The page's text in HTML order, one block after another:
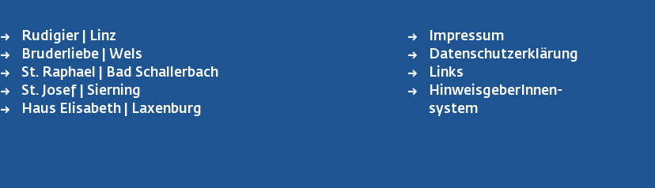
FUSSBEREICH L
INKS
Rudigier | Linz
Bruderliebe | Wels
St. Raphael | Bad Schallerbach
St. Josef | Sierning
Haus Elisabeth | Laxenburg
FOOTER
MENU
Impressum
Datenschutzerklärung
Links
HinweisgeberInnen-
system